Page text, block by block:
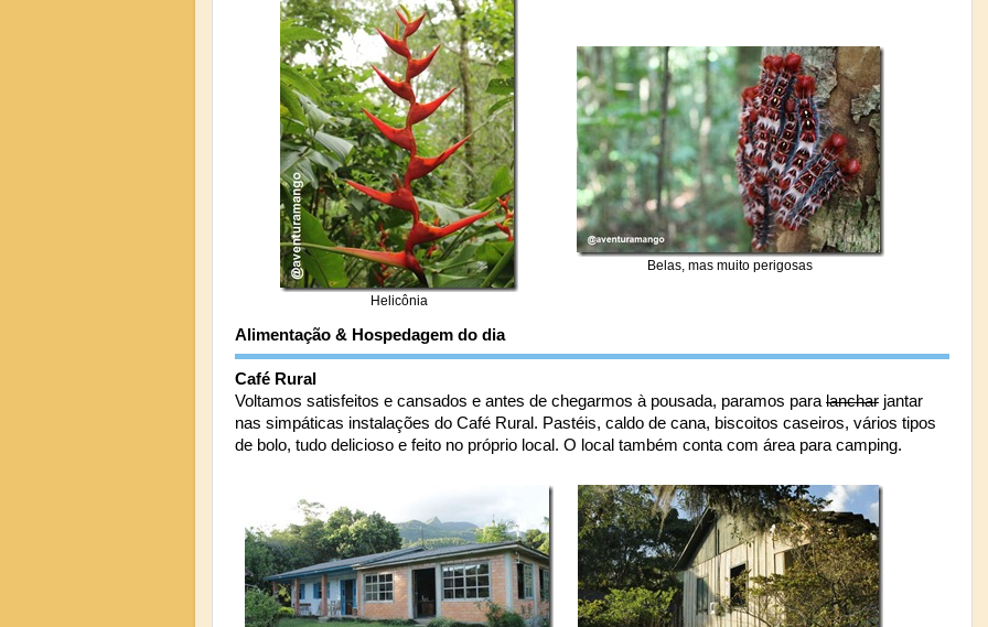
Helicônia
Belas, mas muito perigosas
Alimentação & Hospedagem do dia
Café Rural
Voltamos satisfeitos e cansados e antes de chegarmos à pousada, paramos para lanchar jantar
nas simpáticas instalações do Café Rural. Pastéis, caldo de cana, biscoitos caseiros, vários tipos
de bolo, tudo delicioso e feito no próprio local. O local também conta com área para camping.